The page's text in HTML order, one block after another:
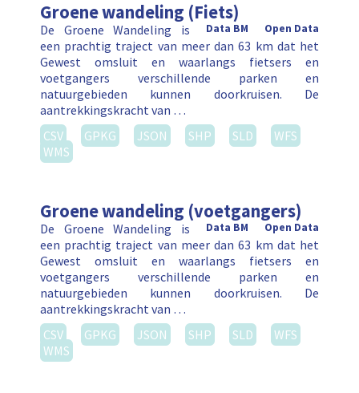
Groene wandeling (Fiets)
Open Data
Data BM
De Groene Wandeling is
een prachtig traject van meer dan 63 km dat het
Gewest omsluit en waarlangs fietsers en
voetgangers verschillende parken en
natuurgebieden kunnen doorkruisen. De
aantrekkingskracht van …
CSV
GPKG JSON SHP SLD
WFS
WMS
Groene wandeling (voetgangers)
Open Data
Data BM
De Groene Wandeling is
een prachtig traject van meer dan 63 km dat het
Gewest omsluit en waarlangs fietsers en
voetgangers verschillende parken en
natuurgebieden kunnen doorkruisen. De
aantrekkingskracht van …
CSV
GPKG JSON SHP SLD
WFS
WMS